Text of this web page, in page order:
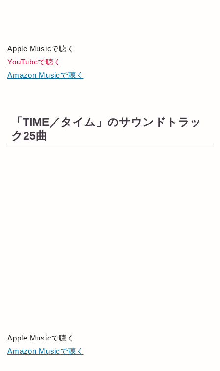
Apple Musicで聴く
YouTubeで聴く
Amazon Musicで聴く
「TIME／タイム」のサウンドトラッ
ク25曲
Apple Musicで聴く
Amazon Musicで聴く